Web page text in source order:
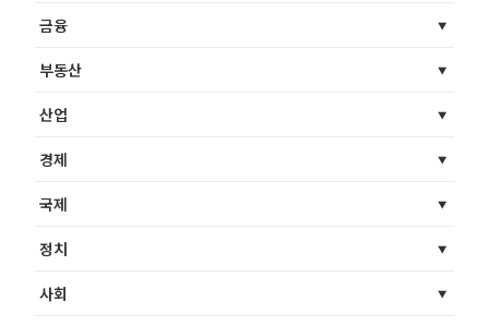
금융
부동산
산업
경제
국제
정치
사회